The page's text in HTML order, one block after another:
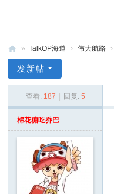
lk
» TalkOP海道 › 伟大航路 ›
发新帖
查看: 187 回复: 5
棉花糖吃乔巴